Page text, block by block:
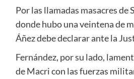
Por las llamadas masacres de
donde hubo una veintena de
Áñez debe declarar ante la
Fernández, por su lado,
de Macri con las fuerzas